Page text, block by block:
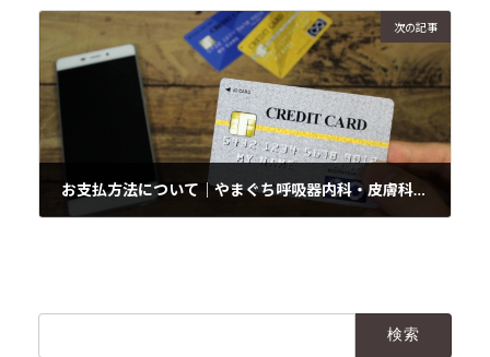
次の記事
お支払方法について｜やまぐち呼吸器内科・皮膚科クリニック